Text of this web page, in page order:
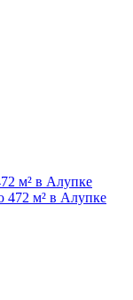
м² в Алупке